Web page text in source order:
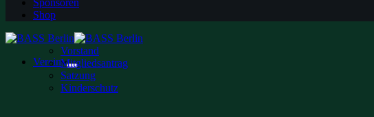
Sponsoren
Shop
Verein
Vorstand
Mitgliedsantrag
Satzung
Kinderschutz